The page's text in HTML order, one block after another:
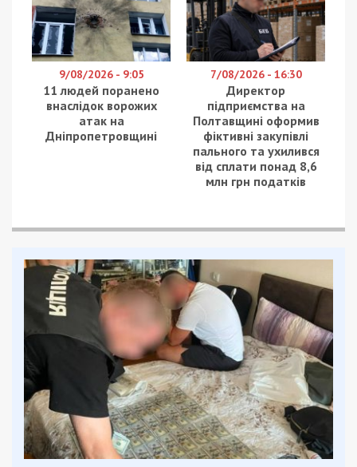
9/08/2026 - 9:05
11 людей поранено
внаслідок ворожих
атак на
Дніпропетровщині
7/08/2026 - 16:30
Директор
підприємства на
Полтавщині оформив
фіктивні закупівлі
пального та ухилився
від сплати понад 8,6
млн грн податків